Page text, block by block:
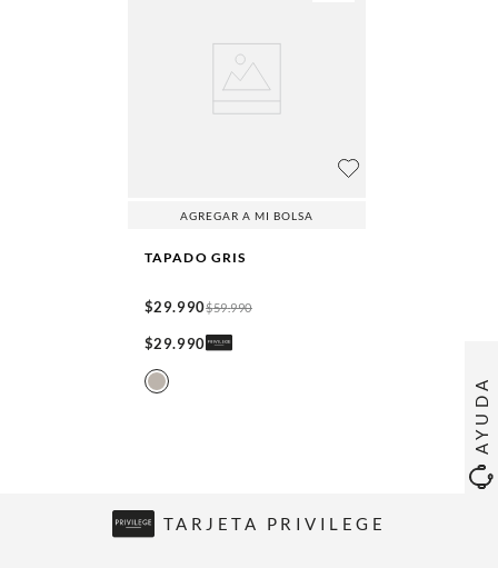
AYUDA
AGREGAR A MI BOLSA
TAPADO GRIS
$29.990$59.990
$29.990
TARJETA PRIVILEGE